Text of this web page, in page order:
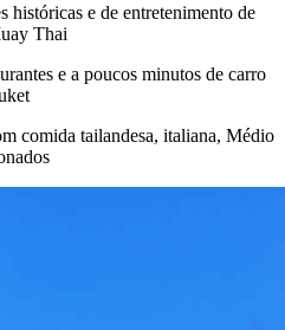
históricas e de entretenimento de
Thai
e a poucos minutos de carro
comida tailandesa, italiana, Médio